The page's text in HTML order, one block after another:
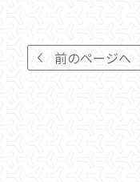
前のページへ